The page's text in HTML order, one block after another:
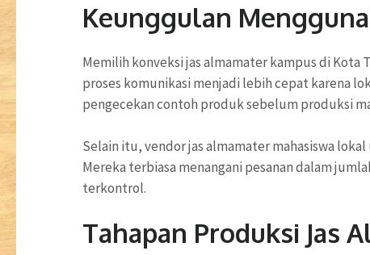
Keunggulan
Memilih konveksi jas almamater kampus di
proses komunikasi menjadi lebih cepat karena
pengecekan contoh produk sebelum produksi
Selain itu, vendor jas almamater mahasiswa
Mereka terbiasa menangani pesanan dalam
terkontrol.
Tahapan Produksi Jas